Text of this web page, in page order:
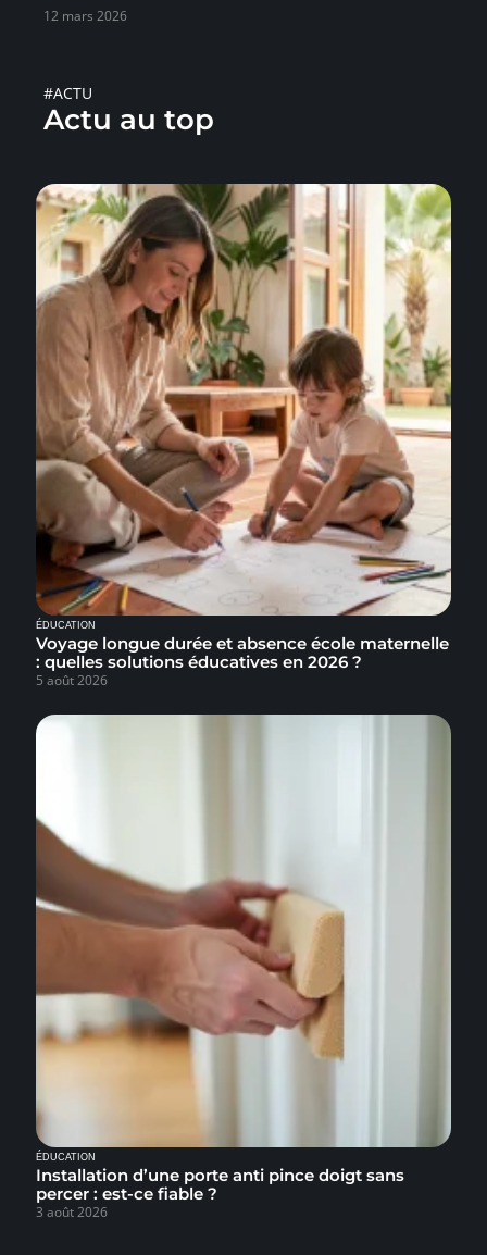
12 mars 2026
#ACTU
Actu au top
ÉDUCATION
Voyage longue durée et absence école maternelle
: quelles solutions éducatives en 2026 ?
5 août 2026
ÉDUCATION
Installation d’une porte anti pince doigt sans
percer : est-ce fiable ?
3 août 2026